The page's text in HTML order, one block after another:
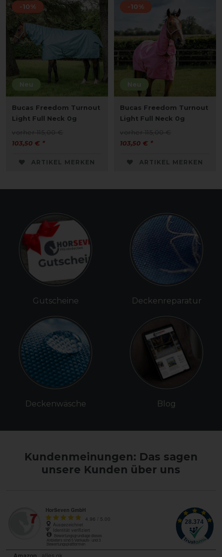
Neu
-10%
Bucas Freedom Turnout
Light Full Neck 0g
vorher 115,00 €
103,50 € *
ARTIKEL MERKEN
Neu
-10%
Bucas Freedom Turnout
Light Full Neck 0g
vorher 115,00 €
103,50 € *
ARTIKEL MERKEN
Gutscheine
Deckenwäsche
Deckenreparatur
Blog
Kundenmeinungen: Das sagen
unsere Kunden über uns